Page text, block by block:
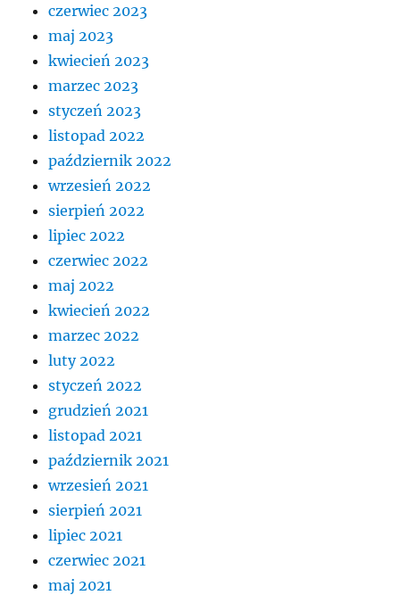
czerwiec 2023
maj 2023
kwiecień 2023
marzec 2023
styczeń 2023
listopad 2022
październik 2022
wrzesień 2022
sierpień 2022
lipiec 2022
czerwiec 2022
maj 2022
kwiecień 2022
marzec 2022
luty 2022
styczeń 2022
grudzień 2021
listopad 2021
październik 2021
wrzesień 2021
sierpień 2021
lipiec 2021
czerwiec 2021
maj 2021